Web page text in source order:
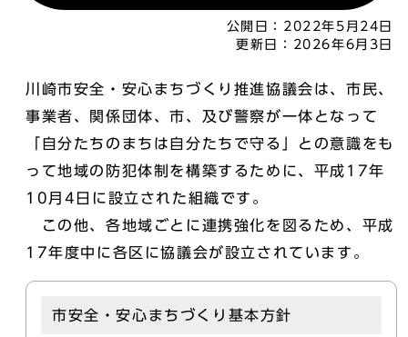
公開日： 2022年5月24日
更新日：
2026年6月3日
川崎市安全・安心まちづくり推進協議会は、市民、
事業者、関係団体、市、及び警察が一体となって
「自分たちのまちは自分たちで守る」との意識をも
って地域の防犯体制を構築するために、平成17年
10月4日に設立された組織です。
この他、各地域ごとに連携強化を図るため、平成
17年度中に各区に協議会が設立されています。
市安全・安心まちづくり基本方針